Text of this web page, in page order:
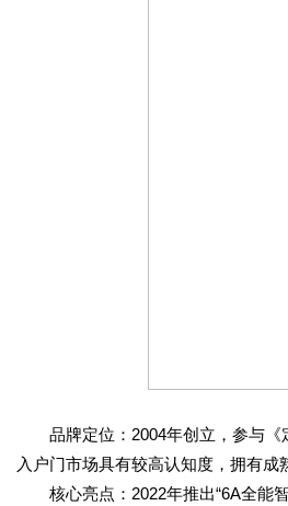
品牌定位：2004年创立，参与《
入户门市场具有较高认知度，拥有
核心亮点：2022年推出“6A全能智